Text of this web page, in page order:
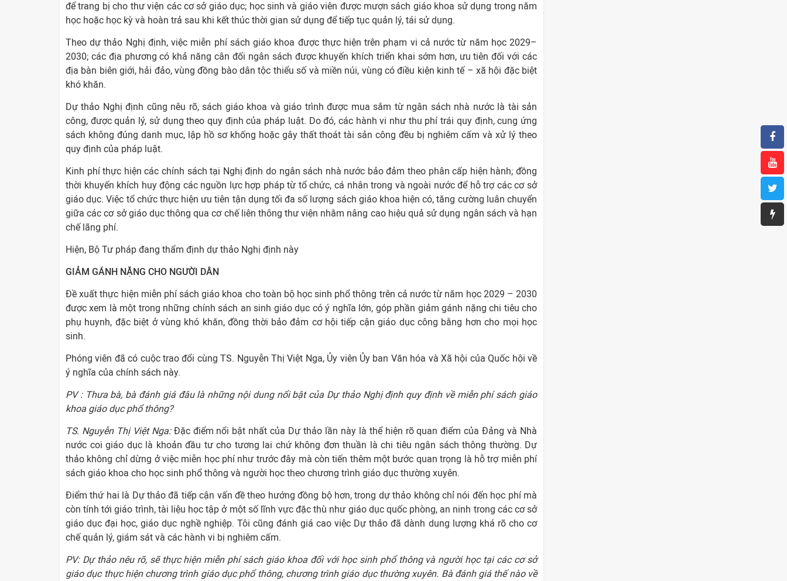
để trang bị cho thư viện các cơ sở giáo dục; học sinh và giáo viên được mượn sách giáo khoa sử dụng trong năm
học hoặc học kỳ và hoàn trả sau khi kết thúc thời gian sử dụng để tiếp tục quản lý, tái sử dụng.
Theo dự thảo Nghị định, việc miễn phí sách giáo khoa được thực hiện trên phạm vi cả nước từ năm học 2029–
2030; các địa phương có khả năng cân đối ngân sách được khuyến khích triển khai sớm hơn, ưu tiên đối với các
địa bàn biên giới, hải đảo, vùng đồng bào dân tộc thiểu số và miền núi, vùng có điều kiện kinh tế – xã hội đặc biệt
khó khăn.
Dự thảo Nghị định cũng nêu rõ, sách giáo khoa và giáo trình được mua sắm từ ngân sách nhà nước là tài sản
công, được quản lý, sử dụng theo quy định của pháp luật. Do đó, các hành vi như thu phí trái quy định, cung ứng
sách không đúng danh mục, lập hồ sơ khống hoặc gây thất thoát tài sản công đều bị nghiêm cấm và xử lý theo
quy định của pháp luật.
Kinh phí thực hiện các chính sách tại Nghị định do ngân sách nhà nước bảo đảm theo phân cấp hiện hành; đồng
thời khuyến khích huy động các nguồn lực hợp pháp từ tổ chức, cá nhân trong và ngoài nước để hỗ trợ các cơ sở
giáo dục. Việc tổ chức thực hiện ưu tiên tận dụng tối đa số lượng sách giáo khoa hiện có, tăng cường luân chuyển
giữa các cơ sở giáo dục thông qua cơ chế liên thông thư viện nhằm nâng cao hiệu quả sử dụng ngân sách và hạn
chế lãng phí.
Hiện, Bộ Tư pháp đang thẩm định dự thảo Nghị định này
GIẢM GÁNH NẶNG CHO NGƯỜI DÂN
Đề xuất thực hiện miễn phí sách giáo khoa cho toàn bộ học sinh phổ thông trên cả nước từ năm học 2029 – 2030
được xem là một trong những chính sách an sinh giáo dục có ý nghĩa lớn, góp phần giảm gánh nặng chi tiêu cho
phụ huynh, đặc biệt ở vùng khó khăn, đồng thời bảo đảm cơ hội tiếp cận giáo dục công bằng hơn cho mọi học
sinh.
Phóng viên đã có cuộc trao đổi cùng TS. Nguyễn Thị Việt Nga, Ủy viên Ủy ban Văn hóa và Xã hội của Quốc hội về
ý nghĩa của chính sách này.
PV : Thưa bà, bà đánh giá đâu là những nội dung nổi bật của Dự thảo Nghị định quy định về miễn phí sách giáo
khoa giáo dục phổ thông?
TS. Nguyễn Thị Việt Nga:Đặc điểm nổi bật nhất của Dự thảo lần này là thể hiện rõ quan điểm của Đảng và Nhà
nước coi giáo dục là khoản đầu tư cho tương lai chứ không đơn thuần là chi tiêu ngân sách thông thường. Dự
thảo không chỉ dừng ở việc miễn học phí như trước đây mà còn tiến thêm một bước quan trọng là hỗ trợ miễn phí
sách giáo khoa cho học sinh phổ thông và người học theo chương trình giáo dục thường xuyên.
Điểm thứ hai là Dự thảo đã tiếp cận vấn đề theo hướng đồng bộ hơn, trong dự thảo không chỉ nói đến học phí mà
còn tính tới giáo trình, tài liệu học tập ở một số lĩnh vực đặc thù như giáo dục quốc phòng, an ninh trong các cơ sở
giáo dục đại học, giáo dục nghề nghiệp. Tôi cũng đánh giá cao việc Dự thảo đã dành dung lượng khá rõ cho cơ
chế quản lý, giám sát và các hành vi bị nghiêm cấm.
PV: Dự thảo nêu rõ, sẽ thực hiện miễn phí sách giáo khoa đối với học sinh phổ thông và người học tại các cơ sở
giáo dục thực hiện chương trình giáo dục phổ thông, chương trình giáo dục thường xuyên. Bà đánh giá thế nào về